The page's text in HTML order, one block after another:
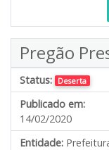
Pregão
Status: Deserta
Publicado em:
14/02/2020
Entidade: